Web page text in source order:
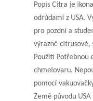
Popis Citra je
odrůdami z USA.
pro pozdní a
výrazně citrusové,
Použití Potřebnou
chmelovaru.
pomocí
Země původu USA